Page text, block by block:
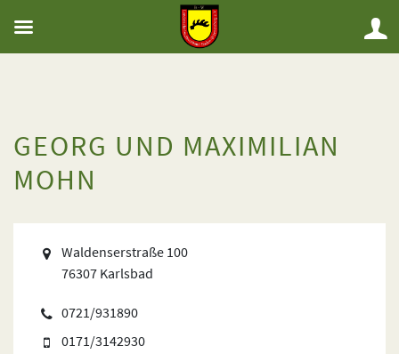
GEORG UND MAXIMILIAN
MOHN
Waldenserstraße 100
76307 Karlsbad
0721/931890
0171/3142930